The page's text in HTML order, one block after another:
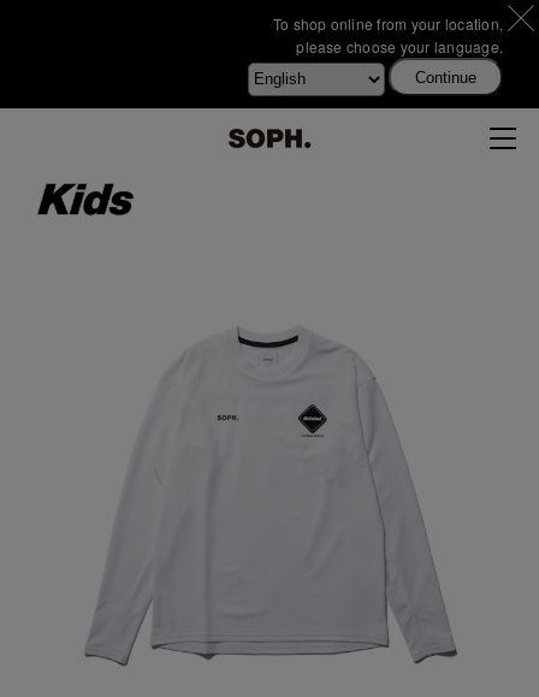
To shop online from your location,
please choose your language.
Continue